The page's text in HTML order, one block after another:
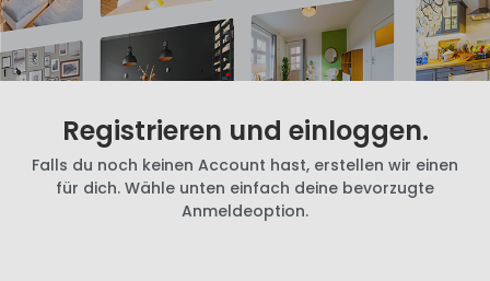
Registrieren und einloggen.
Falls du noch keinen Account hast, erstellen wir einen
für dich. Wähle unten einfach deine bevorzugte
Anmeldeoption.